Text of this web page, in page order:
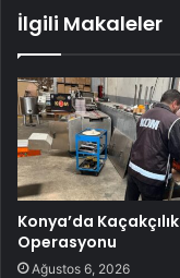
İlgili Makaleler
Konya’da Kaçakçılık
Operasyonu
Ağustos 6, 2026